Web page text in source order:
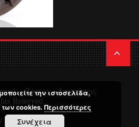
– Ζάντες – Αναρτήσεις
Reserved
Media Planners
την ιστοσελίδα,
cookies.Περισσότερες
Συνέχεια